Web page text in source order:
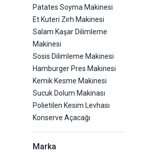
Patates Soyma Makinesi
Et Kuteri Zırh Makinesi
Salam Kaşar Dilimleme
Makinesi
Sosis Dilimleme Makinesi
Hamburger Pres Makinesi
Kemik Kesme Makinesi
Sucuk Dolum Makinası
Polietilen Kesim Levhası
Konserve Açacağı
Marka